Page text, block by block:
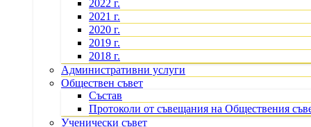
2022 г.
2021 г.
2020 г.
2019 г.
2018 г.
Административни услуги
Обществен съвет
Състав
Протоколи от съвещания на Обществения
Ученически съвет